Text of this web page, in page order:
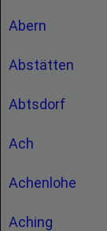
Abern
Abstätten
Abtsdorf
Ach
Achenlohe
Aching